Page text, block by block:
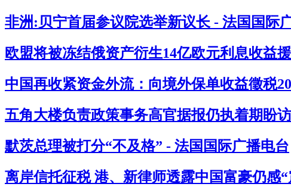
非洲:贝宁首届参议院选举新议长 - 法国国际
欧盟将被冻结俄资产衍生14亿欧元利息收益
中国再收紧资金外流：向境外保单收益徵税
五角大楼负责政策事务高官据报仍执着期盼
默茨总理被打分“不及格” - 法国国际广播电台
离岸信托征税 港、新律师透露中国富豪仍感